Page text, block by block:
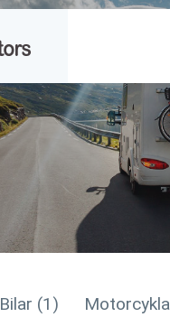
Bilar (1)